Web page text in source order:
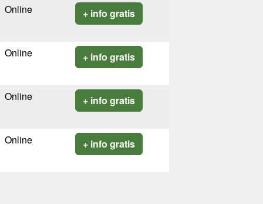
Online + info gratis
Online + info gratis
Online + info gratis
Online + info gratis